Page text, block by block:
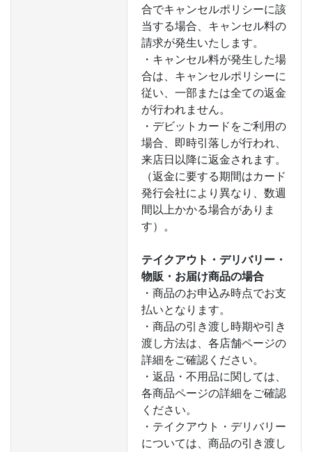
合でキャンセルポリシーに該
当する場合、キャンセル料の
請求が発生いたします。
・キャンセル料が発生した場
合は、キャンセルポリシーに
従い、一部または全ての返金
が行われません。
・デビットカードをご利用の
場合、即時引落しが行われ、
来店日以降に返金されます。
（返金に要する期間はカード
発行会社により異なり、数週
間以上かかる場合がありま
す）。
テイクアウト・デリバリー・
物販・お届け商品の場合
・商品のお申込み時点でお支
払いとなります。
・商品の引き渡し時期や引き
渡し方法は、各店舗ページの
詳細をご確認ください。
・返品・不用品に関しては、
各商品ページの詳細をご確認
ください。
・テイクアウト・デリバリー
については、商品の引き渡し